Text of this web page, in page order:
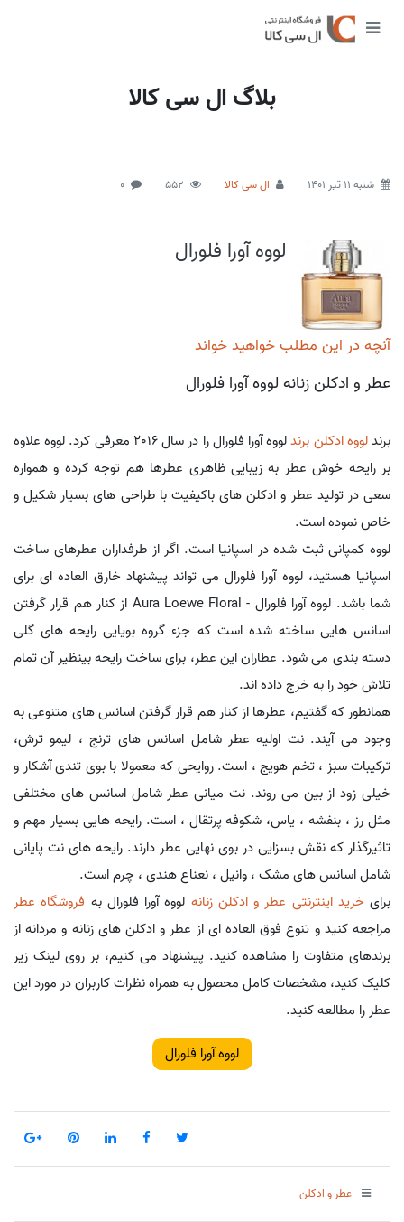
بلاگ ال سی کالا
شنبه 11 تیر 1401 ال سی کالا 552
0
لووه آورا فلورال
آنچه در این مطلب خواهید خواند
عطر و ادکلن زنانه لووه آورا فلورال
برندلووهادکلن برند
لووه آورا فلورال را در سال 2016 معرفی کرد. لووه علاوه
بر رایحه خوش عطر به زیبایی ظاهری عطرها هم توجه کرده و همواره
سعی در تولید عطر و ادکلن های باکیفیت با طراحی های بسیار شکیل و
خاص نموده است.
لووه کمپانی ثبت شده در اسپانیا است. اگر از طرفداران عطرهای ساخت
اسپانیا هستید، لووه آورا فلورال می تواند پیشنهاد خارق العاده ای برای
شما باشد. لووه آورا فلورال - Aura Loewe Floral از کنار هم قرار گرفتن
اسانس هایی ساخته شده است که جزء گروه بویایی رایحه های گلی
دسته بندی می شود. عطاران این عطر، برای ساخت رایحه بینظیر آن تمام
تلاش خود را به خرج داده اند.
همانطور که گفتیم، عطرها از کنار هم قرار گرفتن اسانس های متنوعی به
وجود می آیند. نت اولیه عطر شامل اسانس های ترنج ، لیمو ترش،
ترکیبات سبز ، تخم هویج ، است. روایحی که معمولا با بوی تندی آشکار و
خیلی زود از بین می روند. نت میانی عطر شامل اسانس های مختلفی
مثل رز ، بنفشه ، یاس، شکوفه پرتقال ، است. رایحه هایی بسیار مهم و
تاثیرگذار که نقش بسزایی در بوی نهایی عطر دارند. رایحه های نت پایانی
شامل اسانس های مشک ، وانیل ، نعناع هندی ، چرم است.
برایخرید اینترنتی عطر و ادکلن زنانه لووه آورا فلورال به فروشگاه عطر
مراجعه کنید و تنوع فوق العاده ای از عطر و ادکلن های زنانه و مردانه از
برندهای متفاوت را مشاهده کنید. پیشنهاد می کنیم، بر روی لینک زیر
کلیک کنید، مشخصات کامل محصول به همراه نظرات کاربران در مورد این
عطر را مطالعه کنید.
لووه آورا فلورال
عطر و ادکلن